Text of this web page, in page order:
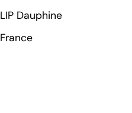
LIP Dauphine
France